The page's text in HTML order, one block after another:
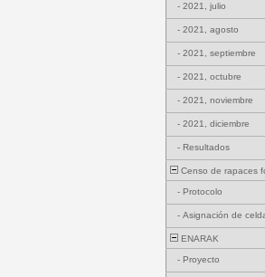
- 2021, julio
- 2021, agosto
- 2021, septiembre
- 2021, octubre
- 2021, noviembre
- 2021, diciembre
- Resultados
Censo de rapaces
- Protocolo
- Asignación de
ENARAK
- Proyecto